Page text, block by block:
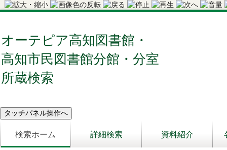
オーテピア高知図書館・
高知市民図書館分館・分室
所蔵検索
検索ホーム 詳細検索 資料紹介